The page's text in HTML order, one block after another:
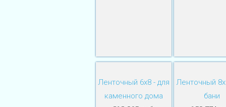
Ленточный 6х8 - для
каменного дома
Ленточный
бани